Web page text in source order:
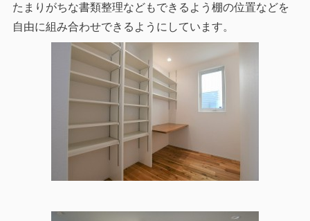
たまりがちな書類整理などもできるよう棚の位置などを
自由に組み合わせできるようにしています。